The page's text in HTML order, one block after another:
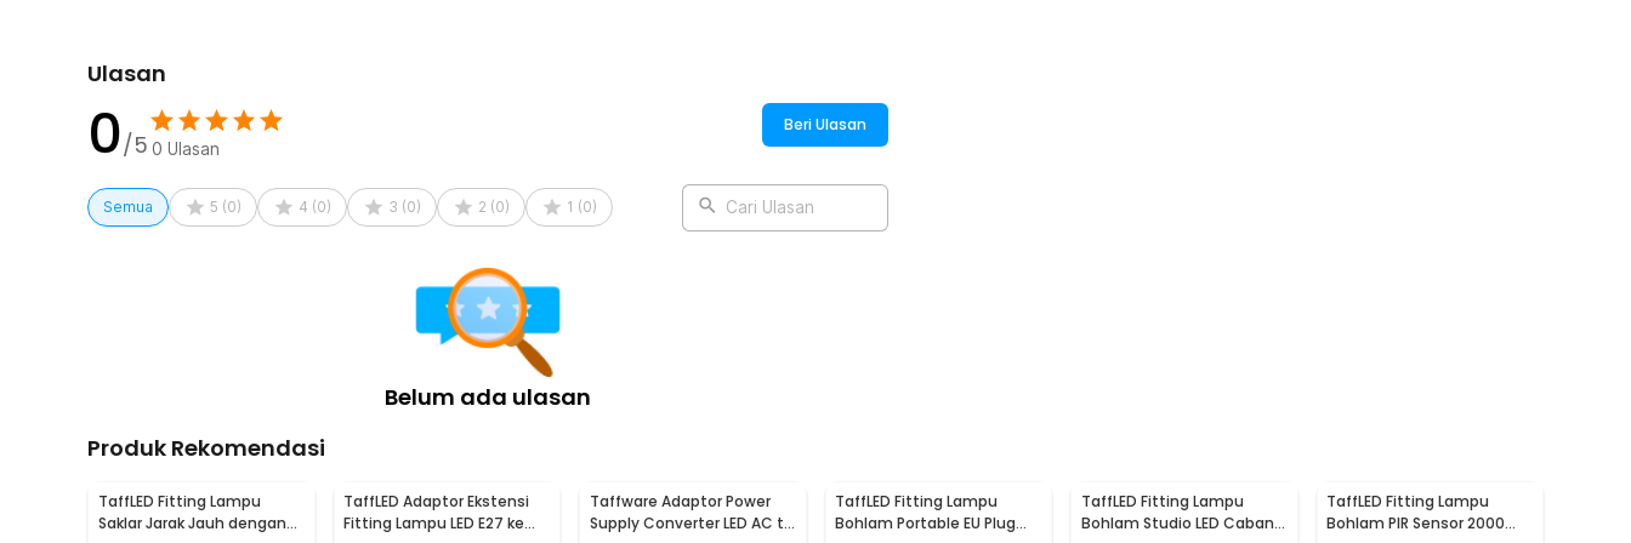
Kelengkapan Produk
Rincian yang Anda dapatkan untuk pembelian produk ini:
1 x TaffLED Fitting Lampu Flexible Bohlam LED E27 EU Plug 110V-220V - HF-300
Ulasan
0/5 0 Ulasan
Beri Ulasan
Semua 5 (0) 4 (0) 3 (0) 2 (0) 1 (0) Cari Ulasan
Belum ada ulasan
Produk Rekomendasi
TaffLED Fitting Lampu
Saklar Jarak Jauh dengan
TaffLED Adaptor Ekstensi
Fitting Lampu LED E27 ke
Taffware Adaptor Power
Supply Converter LED AC to
TaffLED Fitting Lampu
Bohlam Portable EU Plug
TaffLED Fitting Lampu
Bohlam Studio LED Cabang
TaffLED Fitting Lampu
Bohlam PIR Sensor 2000